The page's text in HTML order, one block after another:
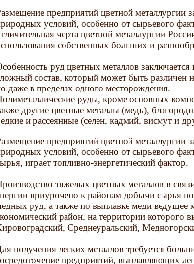
предприятий цветной металлургии
условий, особенно от сырьевого
черта цветной металлургии
собственных больших и
руд цветных металлов
состав, который может быть различен
даже в пределах одного месторождения.
руды, кроме основных
другие цветные металлы (медь),
и рассеянные (селен, кадмий, висмут и
предприятий цветной металлургии
условий, особенно от сырьевого
играет топливно-энергетический фактор.
тяжелых цветных металлов в
приурочено к районам добычи сырья
руд, а также по выплавке меди ведущее
район, на территории которого
Среднеуральский,
получения легких металлов требуется
предприятий, выплавляющих